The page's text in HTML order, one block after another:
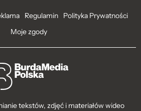
Regulamin
Polityka Prywatności
Moje zgody
tekstów, zdjęć i materiałów wideo